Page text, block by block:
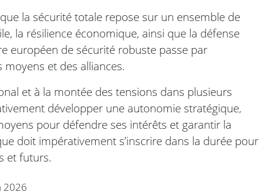
la sécurité totale repose sur un ensemble de
la résilience économique, ainsi que la défense
européen de sécurité robuste passe par
et des alliances.
et à la montée des tensions dans plusieurs
développer une autonomie stratégique,
pour défendre ses intérêts et garantir la
doit impérativement s’inscrire dans la durée pour
et futurs.
2026